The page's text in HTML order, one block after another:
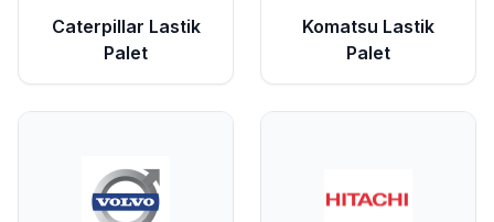
Caterpillar Lastik
Palet
Komatsu Lastik
Palet